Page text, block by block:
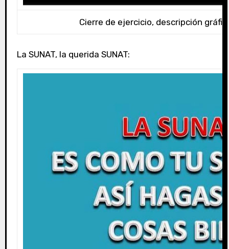
Cierre de ejercicio, descripción
La SUNAT, la querida SUNAT: